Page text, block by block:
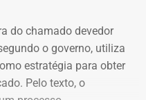
valores corrigidos pela
é
do chamado devedor
o governo, utiliza
estratégia para obter
Pelo texto, o